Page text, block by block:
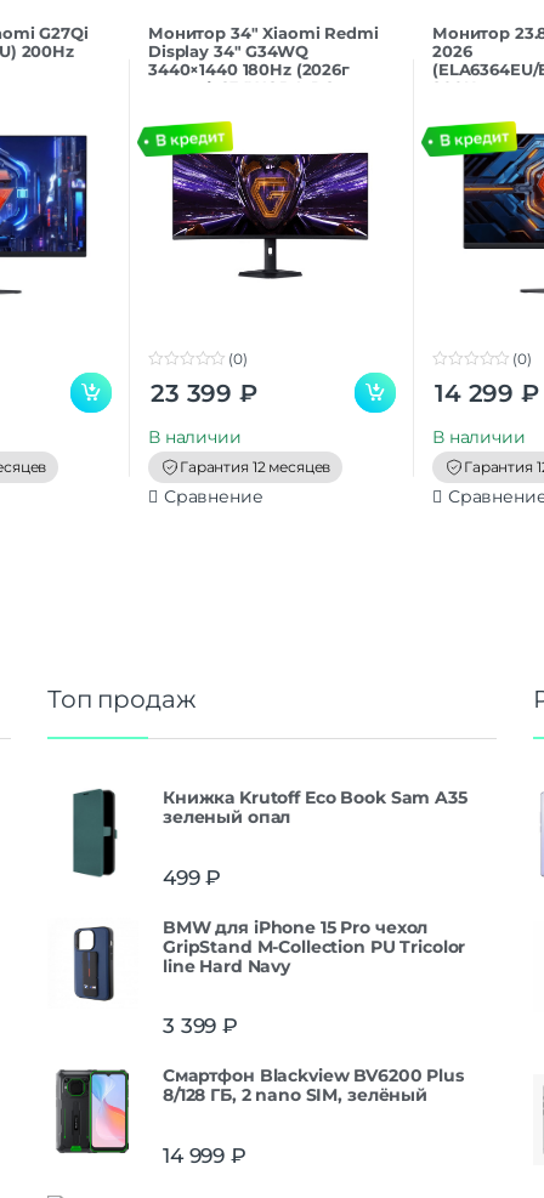
G27Qi
200Hz
Монитор 34″ Xiaomi Redmi
Display 34″ G34WQ
3440×1440 180Hz (2026г
версия) C34WQDA-RG
o
o
(0)
23 399 ₽
В наличии
Гарантия 12 месяцев
Сравнение
Монитор
2026
(ELA6364EU/
200Hz
o
(0)
14 299 ₽
В наличии
Гарантия
Топ продаж
Книжка Krutoff Eco Book Sam A35
зеленый опал
499₽
BMW для iPhone 15 Pro чехол
GripStand M-Collection PU Tricolor
line Hard Navy
3 399 ₽
Смартфон Blackview BV6200 Plus
8/128 ГБ, 2 nano SIM, зелёный
14 999 ₽